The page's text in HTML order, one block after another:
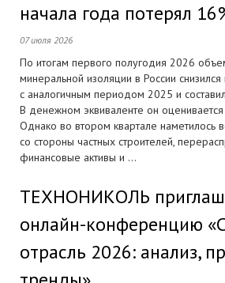
начала года потерял
07 июля 2026
По итогам первого полугодия 2026
минеральной изоляции в России
с аналогичным периодом 2025 и
В денежном эквиваленте он
Однако во втором квартале наметилось
со стороны частных строителей,
финансовые активы и ...
ТЕХНОНИКОЛЬ
онлайн-конференцию
отрасль 2026: анализ,